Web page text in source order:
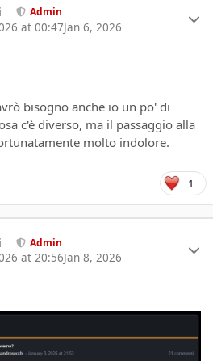
Admin
at 00:47Jan 6, 2026
bisogno anche io un po' di
c'è diverso, ma il passaggio alla
molto indolore.
1
Admin
at 20:56Jan 8, 2026